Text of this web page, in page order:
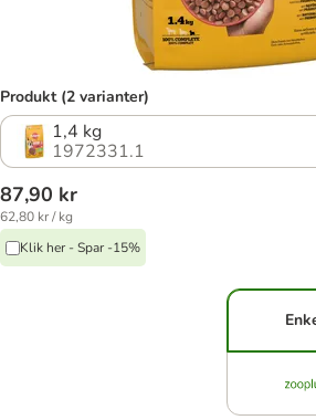
Produkt (2 varianter)
1,4 kg
1972331.1
87,90 kr
62,80 kr / kg
Klik her - Spar -15%